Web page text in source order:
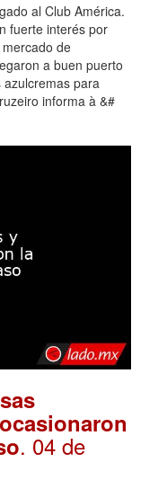
al Club América.
fuerte interés por
de
a buen puerto
para
informa à &#
. 04 de